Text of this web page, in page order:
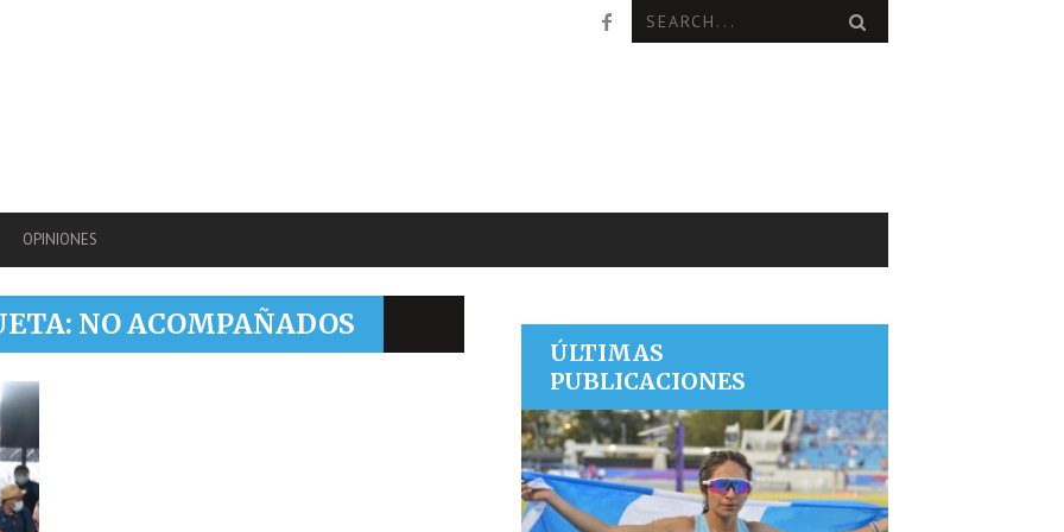
OPINIONES
NO ACOMPAÑADOS
ÚLTIMAS
PUBLICACIONES